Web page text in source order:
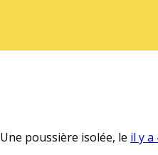
Une poussière isolée, le il y a